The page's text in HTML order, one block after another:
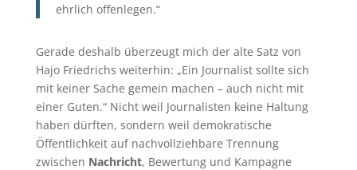
ehrlich offenlegen.“
Gerade deshalb überzeugt mich der alte Satz von
Hajo Friedrichs weiterhin: „Ein Journalist sollte sich
mit keiner Sache gemein machen – auch nicht mit
einer Guten.“ Nicht weil Journalisten keine Haltung
haben dürften, sondern weil demokratische
Öffentlichkeit auf nachvollziehbare Trennung
zwischen Nachricht, Bewertung und Kampagne